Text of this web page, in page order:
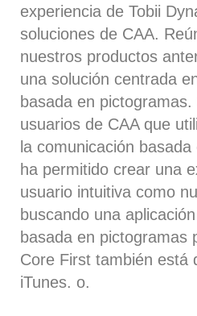
experiencia de Tobii Dy
soluciones de CAA.
nuestros productos
una solución centrada
basada en
usuarios de CAA que
la comunicación
ha permitido crear una
usuario intuitiva como
buscando una
basada en pictogramas
Core First también está
iTunes. o.